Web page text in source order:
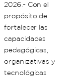
2026.- Con el
propósito de
fortalecer las
capacidades
pedagógicas,
organizativas y
tecnológicas